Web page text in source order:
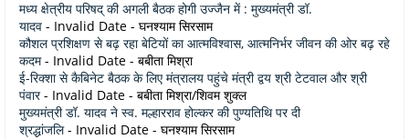
मध्य क्षेत्रीय परिषद् की अगली बैठक होगी उज्जैन में : मुख्यमंत्री डॉ.
यादव - Invalid Date - घनश्याम सिरसाम
कौशल प्रशिक्षण से बढ़ रहा बेटियों का आत्मविश्वास, आत्मनिर्भर जीवन की ओर बढ़ रहे
कदम- Invalid Date - बबीता मिश्रा
ई-रिक्शा से कैबिनेट बैठक के लिए मंत्रालय पहुंचे मंत्री द्वय श्री टेटवाल और श्री
पंवार- Invalid Date - बबीता मिश्रा/शिवम शुक्ल
मुख्यमंत्री डॉ. यादव ने स्व. मल्हारराव होल्कर की पुण्यतिथि पर दी
श्रद्धांजलि- Invalid Date - घनश्याम सिरसाम